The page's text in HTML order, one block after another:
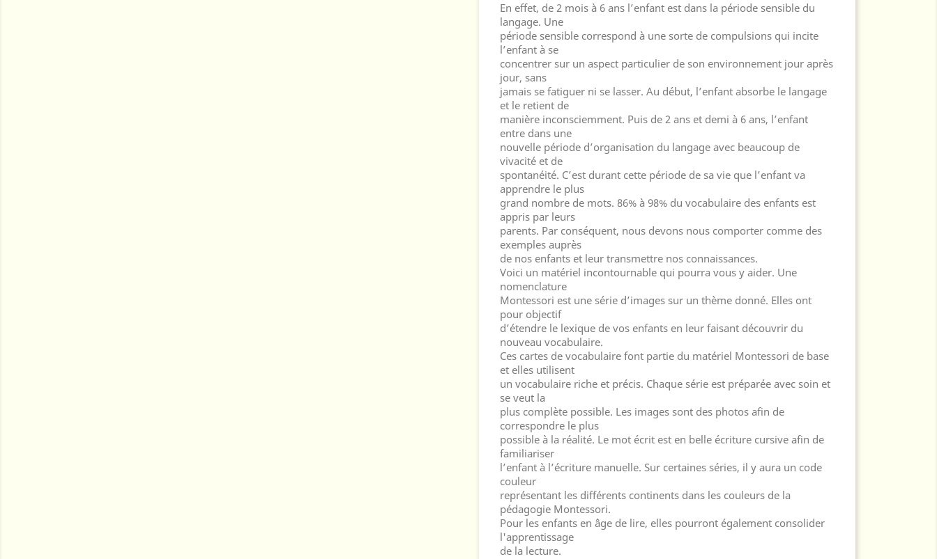
En effet, de 2 mois à 6 ans l’enfant est dans la période sensible du
langage. Une
période sensible correspond à une sorte de compulsions qui incite
l’enfant à se
concentrer sur un aspect particulier de son environnement jour après
jour, sans
jamais se fatiguer ni se lasser. Au début, l’enfant absorbe le langage
et le retient de
manière inconsciemment. Puis de 2 ans et demi à 6 ans, l’enfant
entre dans une
nouvelle période d’organisation du langage avec beaucoup de
vivacité et de
spontanéité. C’est durant cette période de sa vie que l’enfant va
apprendre le plus
grand nombre de mots. 86% à 98% du vocabulaire des enfants est
appris par leurs
parents. Par conséquent, nous devons nous comporter comme des
exemples auprès
de nos enfants et leur transmettre nos connaissances.
Voici un matériel incontournable qui pourra vous y aider. Une
nomenclature
Montessori est une série d’images sur un thème donné. Elles ont
pour objectif
d’étendre le lexique de vos enfants en leur faisant découvrir du
nouveau vocabulaire.
Ces cartes de vocabulaire font partie du matériel Montessori de base
et elles utilisent
un vocabulaire riche et précis. Chaque série est préparée avec soin et
se veut la
plus complète possible. Les images sont des photos afin de
correspondre le plus
possible à la réalité. Le mot écrit est en belle écriture cursive afin de
familiariser
l’enfant à l’écriture manuelle. Sur certaines séries, il y aura un code
couleur
représentant les différents continents dans les couleurs de la
pédagogie Montessori.
Pour les enfants en âge de lire, elles pourront également consolider
l'apprentissage
de la lecture.